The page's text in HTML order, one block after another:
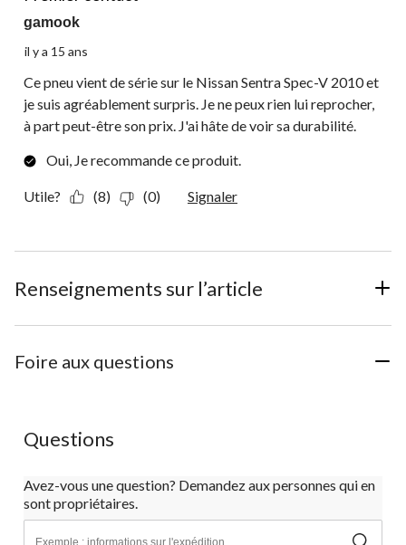
gamook
il y a 15 ans
Ce pneu vient de série sur le Nissan Sentra Spec-V 2010 et
je suis agréablement surpris. Je ne peux rien lui reprocher,
à part peut-être son prix. J'ai hâte de voir sa durabilité.
Oui, Je recommande ce produit.
Utile? (8) (0) Signaler
Renseignements sur l’article
Foire aux questions
Questions
Avez-vous une question? Demandez aux personnes qui en
sont propriétaires.